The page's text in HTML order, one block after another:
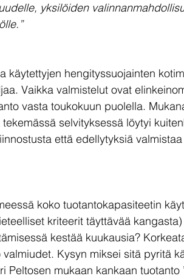
yksilöiden
käytettyjen hengityssuojainten
Vaikka valmistelut ovat
vasta toukokuun puolella.
selvityksessä löytyi
että edellytyksiä
koko tuotantokapasiteetin
kriteerit täyttävää
kestää kuukausia?
Kysyn miksei sitä pyritä
Peltosen mukaan kankaan tuotanto